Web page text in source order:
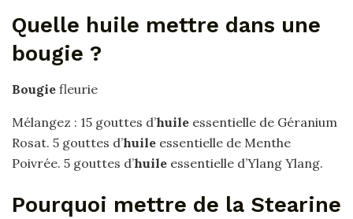
Quelle huile mettre dans une
bougie ?
Bougie fleurie
Mélangez : 15 gouttes d’huile essentielle de Géranium
Rosat. 5 gouttes d’huile essentielle de Menthe
Poivrée. 5 gouttes d’huile essentielle d’Ylang Ylang.
Pourquoi mettre de la Stearine